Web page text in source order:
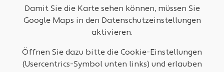
Damit Sie die Karte sehen können, müssen Sie
Google Maps in den Datenschutzeinstellungen
aktivieren.
Öffnen Sie dazu bitte die Cookie-Einstellungen
(Usercentrics-Symbol unten links) und erlauben